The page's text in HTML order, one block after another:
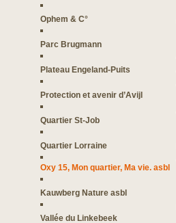
Ophem & C°
Parc Brugmann
Plateau Engeland-Puits
Protection et avenir d’Avijl
Quartier St-Job
Quartier Lorraine
Oxy 15, Mon quartier, Ma vie. asbl
Kauwberg Nature asbl
Vallée du Linkebeek